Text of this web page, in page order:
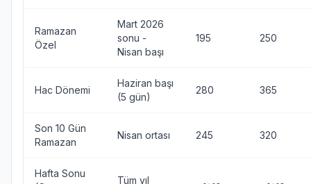
Ramazan
Özel
Mart 2026
sonu -
Nisan başı
195 250
Hac Dönemi
Haziran başı
(5 gün)
280 365
Son 10 Gün
Ramazan
Nisan ortası 245 320
Hafta Sonu
Tüm yıl